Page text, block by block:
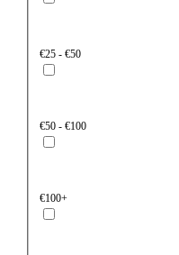
€25 - €50
€50 - €100
€100+